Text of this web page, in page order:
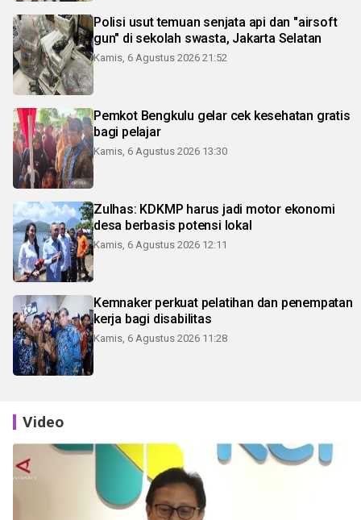
Polisi usut temuan senjata api dan "airsoft
gun" di sekolah swasta, Jakarta Selatan
Kamis, 6 Agustus 2026 21:52
Pemkot Bengkulu gelar cek kesehatan gratis
bagi pelajar
Kamis, 6 Agustus 2026 13:30
Zulhas: KDKMP harus jadi motor ekonomi
desa berbasis potensi lokal
Kamis, 6 Agustus 2026 12:11
Kemnaker perkuat pelatihan dan penempatan
kerja bagi disabilitas
Kamis, 6 Agustus 2026 11:28
Video